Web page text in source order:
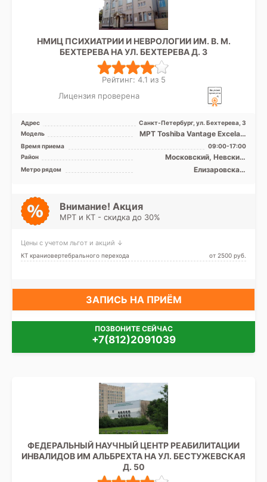
НМИЦ ПСИХИАТРИИ И НЕВРОЛОГИИ ИМ. В. М.
БЕХТЕРЕВА НА УЛ. БЕХТЕРЕВА Д. 3
Рейтинг: 4.1 из 5
Лицензия проверена
Адрес
Санкт-Петербург, ул. Бехтерева, 3
Модель
МРТ Toshiba Vantage Excelart
XGV 1.5T закрытый тип, КТ
Philips BRILLIA ...
Время приема
09:00-17:00
Район
Московский, Невский,
Фрунзенский, Центральный
Метро рядом
Елизаровская,
Внимание! Акция
МРТ и КТ - скидка до 30%
Цены с учетом льгот и акций ↓
КТ краниовертебрального перехода от 2500 pуб.
ЗАПИСЬ НА ПРИЁМ
ПОЗВОНИТЕ СЕЙЧАС
+7(812)2091039
ФЕДЕРАЛЬНЫЙ НАУЧНЫЙ ЦЕНТР РЕАБИЛИТАЦИИ
ИНВАЛИДОВ ИМ АЛЬБРЕХТА НА УЛ. БЕСТУЖЕВСКАЯ
Д. 50